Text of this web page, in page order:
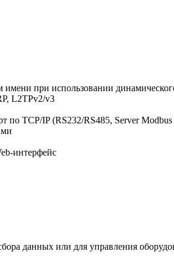
при использовании
L2TPv2/v3
TCP/IP (RS232/RS485, Server
интерфейс
данных или для управления